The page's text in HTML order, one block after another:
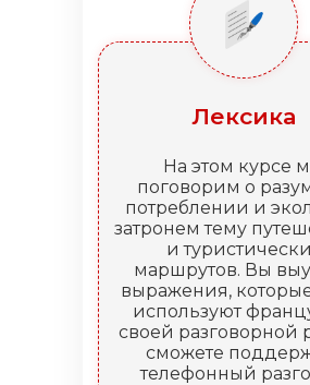
Лексика
На этом курсе
поговорим о
потреблении и
затронем тему
и
маршрутов. Вы
выражения,
используют
своей разговорной
сможете
телефонный